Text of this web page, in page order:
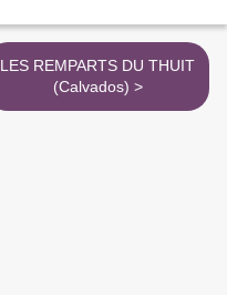
LES REMPARTS DU THUIT
(Calvados) >